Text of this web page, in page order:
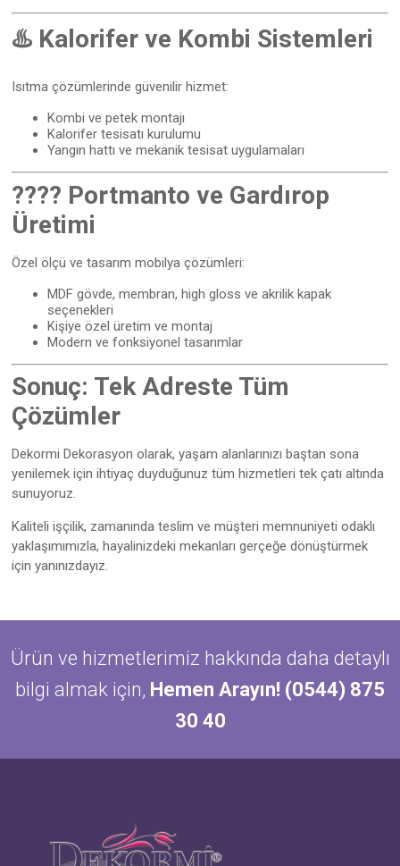
♨️ Kalorifer ve Kombi Sistemleri
Isıtma çözümlerinde güvenilir hizmet:
Kombi ve petek montajı
Kalorifer tesisatı kurulumu
Yangın hattı ve mekanik tesisat uygulamaları
???? Portmanto ve Gardırop
Üretimi
Özel ölçü ve tasarım mobilya çözümleri:
MDF gövde, membran, high gloss ve akrilik kapak
seçenekleri
Kişiye özel üretim ve montaj
Modern ve fonksiyonel tasarımlar
Sonuç: Tek Adreste Tüm
Çözümler
Dekormi Dekorasyon olarak, yaşam alanlarınızı baştan sona
yenilemek için ihtiyaç duyduğunuz tüm hizmetleri tek çatı altında
sunuyoruz.
Kaliteli işçilik, zamanında teslim ve müşteri memnuniyeti odaklı
yaklaşımımızla, hayalinizdeki mekanları gerçeğe dönüştürmek
için yanınızdayız.
Ürün ve hizmetlerimiz hakkında daha detaylı
bilgi almak için, Hemen Arayın! (0544) 875
30 40